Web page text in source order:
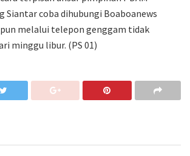
Siantar coba dihubungi Boaboanews
melalui telepon genggam tidak
minggu libur. (PS 01)